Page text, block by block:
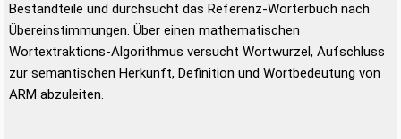
Bestandteile und durchsucht das Referenz-Wörterbuch nach
Übereinstimmungen. Über einen mathematischen
Wortextraktions-Algorithmus versucht Wortwurzel, Aufschluss
zur semantischen Herkunft, Definition und Wortbedeutung von
ARM abzuleiten.